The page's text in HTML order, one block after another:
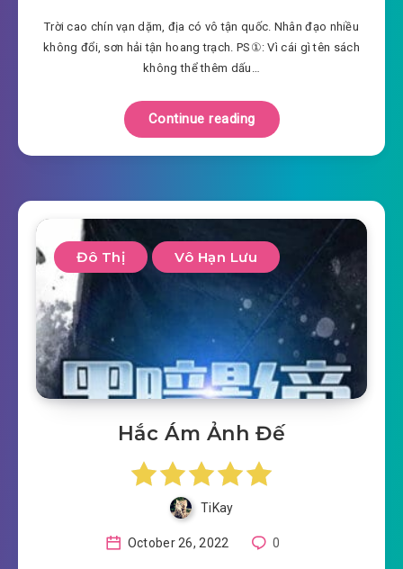
Trời cao chín vạn dặm, địa có vô tận quốc. Nhân đạo nhiều
không đổi, sơn hải tận hoang trạch. PS①: Vì cái gì tên sách
không thể thêm dấu…
Continue reading
Đô Thị Vô Hạn Lưu
Hắc Ám Ảnh Đế
TiKay
October 26, 2022 0